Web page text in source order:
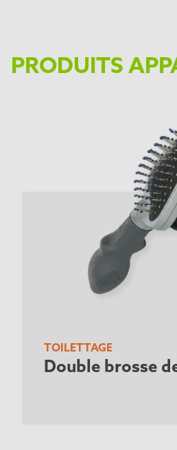
PRODUITS
TOILETTAGE
Double brosse